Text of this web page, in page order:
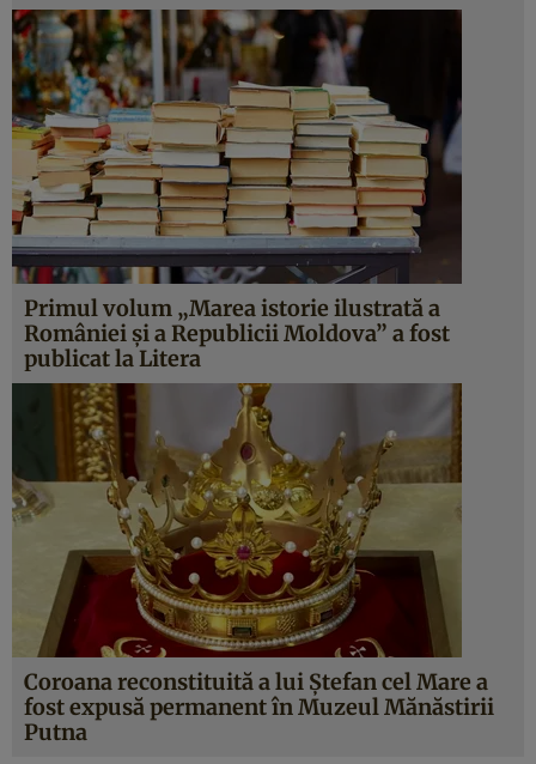
Primul volum „Marea istorie ilustrată a
României şi a Republicii Moldova” a fost
publicat la Litera
Coroana reconstituită a lui Ştefan cel Mare a
fost expusă permanent în Muzeul Mănăstirii
Putna